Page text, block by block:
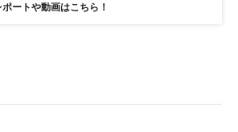
ートや動画はこちら！